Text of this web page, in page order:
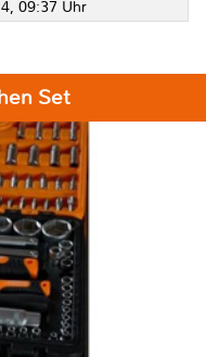
09:37 Uhr
Set